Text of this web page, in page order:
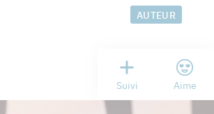
AUTEUR
Suivi Aime